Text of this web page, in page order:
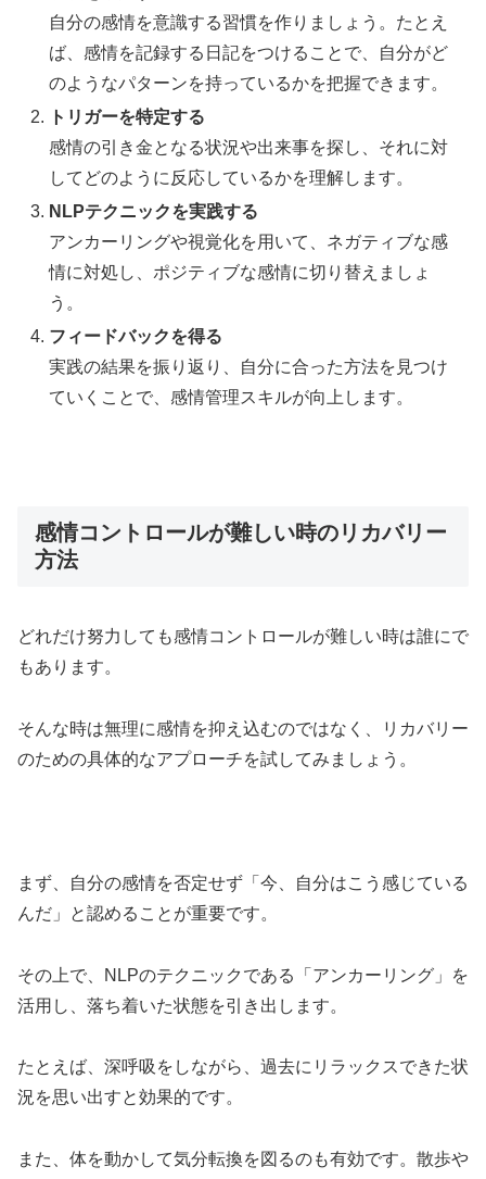
自分の感情を意識する習慣を作りましょう。たとえ
ば、感情を記録する日記をつけることで、自分がど
のようなパターンを持っているかを把握できます。
トリガーを特定する
感情の引き金となる状況や出来事を探し、それに対
してどのように反応しているかを理解します。
NLPテクニックを実践する
アンカーリングや視覚化を用いて、ネガティブな感
情に対処し、ポジティブな感情に切り替えましょ
う。
フィードバックを得る
実践の結果を振り返り、自分に合った方法を見つけ
ていくことで、感情管理スキルが向上します。
感情コントロールが難しい時のリカバリー
方法
どれだけ努力しても感情コントロールが難しい時は誰にで
もあります。
そんな時は無理に感情を抑え込むのではなく、リカバリー
のための具体的なアプローチを試してみましょう。
まず、自分の感情を否定せず「今、自分はこう感じている
んだ」と認めることが重要です。
その上で、NLPのテクニックである「アンカーリング」を
活用し、落ち着いた状態を引き出します。
たとえば、深呼吸をしながら、過去にリラックスできた状
況を思い出すと効果的です。
また、体を動かして気分転換を図るのも有効です。散歩や